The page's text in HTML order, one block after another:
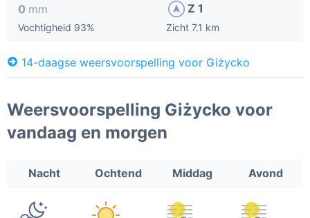
0 mm
Vochtigheid 93%
Z 1
Zicht 7.1 km
14-daagse weersvoorspelling voor Giżycko
Weersvoorspelling Giżycko voor
vandaag en morgen
Nacht Ochtend Middag Avond